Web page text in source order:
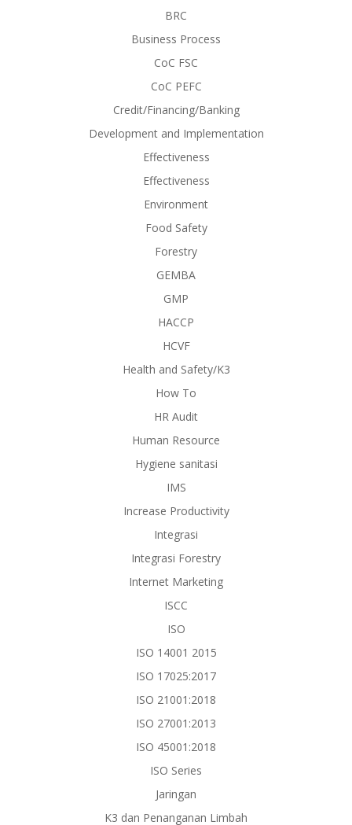
BRC
Business Process
CoC FSC
CoC PEFC
Credit/Financing/Banking
Development and Implementation
Effectiveness
Effectiveness
Environment
Food Safety
Forestry
GEMBA
GMP
HACCP
HCVF
Health and Safety/K3
How To
HR Audit
Human Resource
Hygiene sanitasi
IMS
Increase Productivity
Integrasi
Integrasi Forestry
Internet Marketing
ISCC
ISO
ISO 14001 2015
ISO 17025:2017
ISO 21001:2018
ISO 27001:2013
ISO 45001:2018
ISO Series
Jaringan
K3 dan Penanganan Limbah